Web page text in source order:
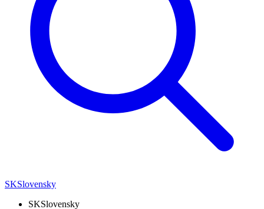
SKSlovensky
SKSlovensky